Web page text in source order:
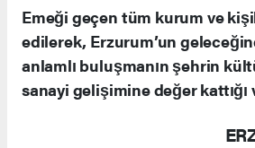
Emeği geçen tüm kurum ve
edilerek, Erzurum’un
anlamlı buluşmanın şehrin
sanayi gelişimine değer kattığı